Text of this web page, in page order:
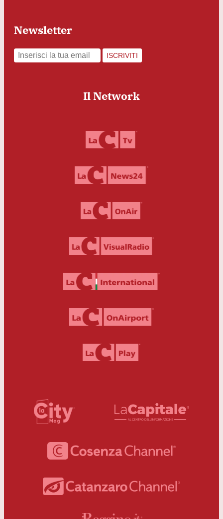
Newsletter
ISCRIVITI
Il Network